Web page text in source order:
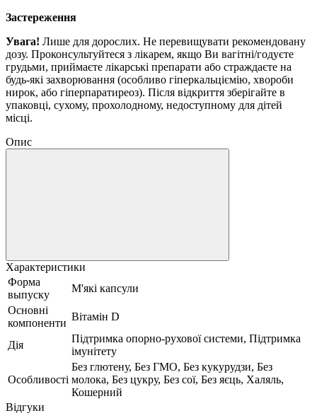
Застереження
Увага! Лише для дорослих. Не перевищувати рекомендовану
дозу. Проконсультуйтеся з лікарем, якщо Ви вагітні/годуєте
грудьми, приймаєте лікарські препарати або страждаєте на
будь-які захворювання (особливо гіперкальціємію, хвороби
нирок, або гіперпаратиреоз). Після відкриття зберігайте в
упаковці, сухому, прохолодному, недоступному для дітей
місці.
Опис
Характеристики
Форма
выпуску
М'які капсули
Основні
компоненти
Вітамін D
Дія
Підтримка опорно-рухової системи, Підтримка
імунітету
Особливості
Без глютену, Без ГМО, Без кукурудзи, Без
молока, Без цукру, Без сої, Без яєць, Халяль,
Кошерний
Відгуки